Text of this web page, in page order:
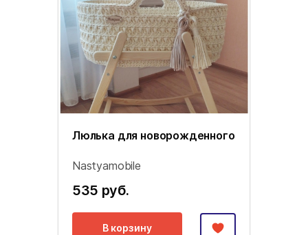
Люлька для новорожденного
Nastyamobile
535 руб.
В корзину